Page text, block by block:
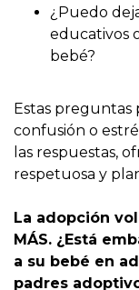
¿Puedo
educativos
bebé?
Estas preguntas
confusión o
las respuestas,
respetuosa y
La adopción
MÁS. ¿Está
a su bebé en
padres